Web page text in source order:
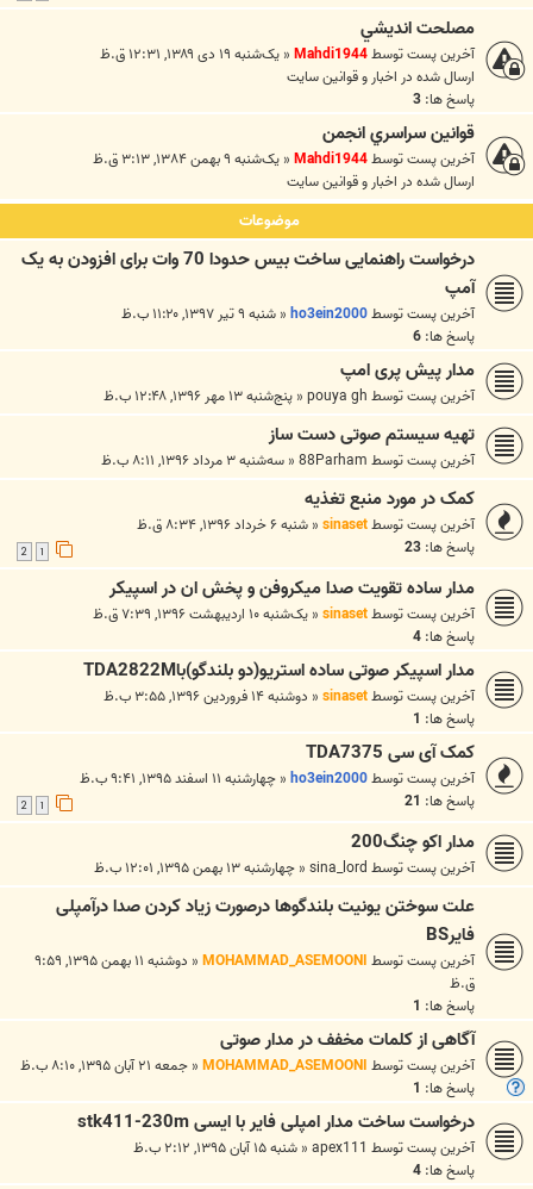
مصلحت انديشي
آخرین پست توسطMahdi1944
« یک‌شنبه ۱۹ دی ۱۳۸۹, ۱۲:۳۱ ق.ظ
ارسال شده در اخبار و قوانين سايت
پاسخ ها: 3
قوانين سراسري انجمن
آخرین پست توسطMahdi1944
« یک‌شنبه ۹ بهمن ۱۳۸۴, ۳:۱۳ ق.ظ
ارسال شده در اخبار و قوانين سايت
موضوعات
درخواست راهنمایی ساخت بیس حدودا 70 وات برای افزودن به یک
آمپ
آخرین پست توسطho3ein2000
« شنبه ۹ تیر ۱۳۹۷, ۱۱:۲۰ ب.ظ
پاسخ ها: 6
مدار پیش پری امپ
آخرین پست توسطpouya gh
« پنج‌شنبه ۱۳ مهر ۱۳۹۶, ۱۲:۴۸ ب.ظ
تهیه سیستم صوتی دست ساز
آخرین پست توسط88Parham
« سه‌شنبه ۳ مرداد ۱۳۹۶, ۸:۱۱ ب.ظ
کمک در مورد منبع تغذیه
آخرین پست توسطsinaset
« شنبه ۶ خرداد ۱۳۹۶, ۸:۳۴ ق.ظ
پاسخ ها: 23
مدار ساده تقویت صدا میکروفن و پخش ان در اسپیکر
آخرین پست توسطsinaset
« یک‌شنبه ۱۰ اردیبهشت ۱۳۹۶, ۷:۳۹ ق.ظ
پاسخ ها: 4
مدار اسپیکر صوتی ساده استریو(دو بلندگو)باTDA2822M
آخرین پست توسطsinaset
« دوشنبه ۱۴ فروردین ۱۳۹۶, ۳:۵۵ ب.ظ
پاسخ ها: 1
کمک آی سی TDA7375
آخرین پست توسطho3ein2000
« چهارشنبه ۱۱ اسفند ۱۳۹۵, ۹:۴۱ ب.ظ
پاسخ ها: 21
مدار اکو چنگ200
آخرین پست توسطsina_lord
« چهارشنبه ۱۳ بهمن ۱۳۹۵, ۱۲:۰۱ ب.ظ
علت سوختن یونیت بلندگوها درصورت زیاد کردن صدا درآمپلی
فایرBS
آخرین پست توسطMOHAMMAD_ASEMOONI
«
دوشنبه ۱۱ بهمن ۱۳۹۵, ۹:۵۹
ق.ظ
پاسخ ها: 1
آگاهی از کلمات مخفف در مدار صوتی
آخرین پست توسطMOHAMMAD_ASEMOONI
« جمعه ۲۱ آبان ۱۳۹۵, ۸:۱۰ ب.ظ
پاسخ ها: 1
درخواست ساخت مدار امپلی فایر با ایسی stk411-230m
آخرین پست توسطapex111
« شنبه ۱۵ آبان ۱۳۹۵, ۲:۱۲ ب.ظ
پاسخ ها: 4